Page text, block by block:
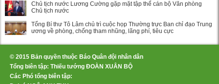
Chủ tịch nước Lương Cường gặp mặt tập thể cán bộ Văn phòng
Chủ tịch nước
Tổng Bí thư Tô Lâm chủ trì cuộc họp Thường trực Ban chỉ đạo Trung
ương về phòng, chống tham nhũng, lãng phí, tiêu cực
© 2015 Bản quyền thuộc Báo Quân đội nhân dân
Tổng biên tập: Thiếu tướng ĐOÀN XUÂN BỘ
Các Phó tổng biên tập: